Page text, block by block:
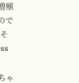
殖
で
ゃ